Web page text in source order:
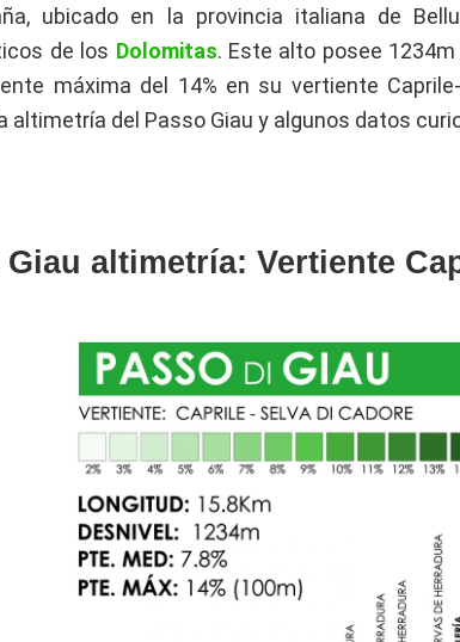
ubicado en la provincia italiana de
de los Dolomitas. Este alto posee
máxima del 14% en su vertiente
altimetría del Passo Giau y algunos datos
Giau altimetría: Vertiente